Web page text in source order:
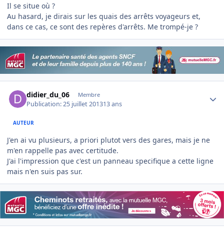
Il se situe où ?
Au hasard, je dirais sur les quais des arrêts voyageurs et,
dans ce cas, ce sont des repères d'arrêts. Me trompé-je ?
didier_du_06 Membre
Publication:25 juillet 201313 ans
AUTEUR
J'en ai vu plusieurs, a priori plutot vers des gares, mais je ne
m'en rappelle pas avec certitude.
J'ai l'impression que c'est un panneau specifique a cette ligne
mais n'en suis pas sur.